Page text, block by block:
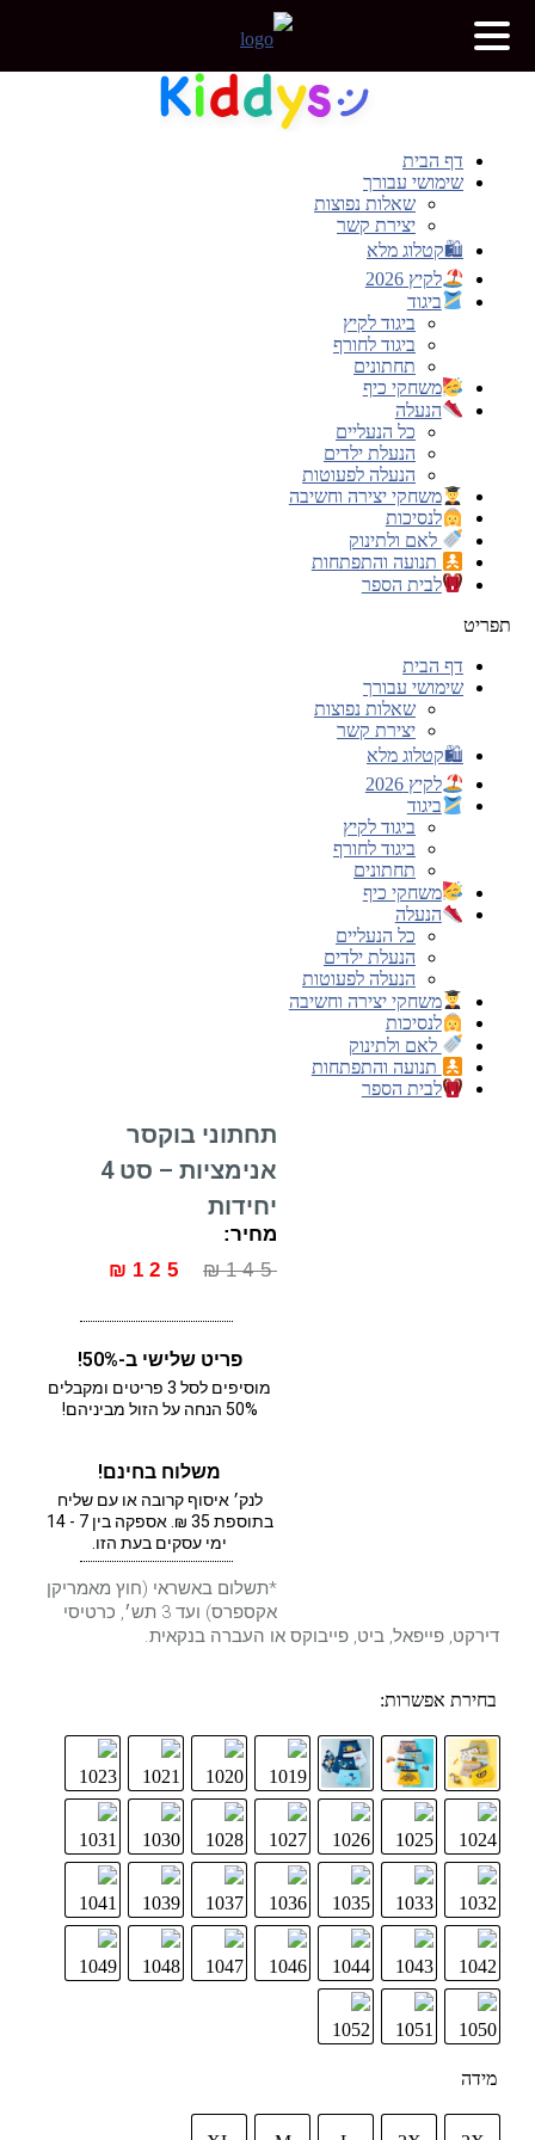
דף הבית
שימושי עבורך
שאלות נפוצות
יצירת קשר
🛍קטלוג מלא
לקיץ 2026
ביגוד
ביגוד לקיץ
ביגוד לחורף
תחתונים
משחקי כיף
הנעלה
כל הנעליים
הנעלת ילדים
הנעלה לפעוטות
משחקי יצירה וחשיבה
לנסיכות
לאם ולתינוק
תנועה והתפתחות
לבית הספר
תפריט
דף הבית
שימושי עבורך
שאלות נפוצות
יצירת קשר
🛍קטלוג מלא
לקיץ 2026
ביגוד
ביגוד לקיץ
ביגוד לחורף
תחתונים
משחקי כיף
הנעלה
כל הנעליים
הנעלת ילדים
הנעלה לפעוטות
משחקי יצירה וחשיבה
לנסיכות
לאם ולתינוק
תנועה והתפתחות
לבית הספר
תחתוני בוקסר
אנימציות – סט 4
יחידות
מחיר:
₪145
₪ 125
פריט שלישי ב-50%!
מוסיפים לסל 3 פריטים ומקבלים
50% הנחה על הזול מביניהם!
משלוח בחינם!
לנק׳ איסוף קרובה או עם שליח
בתוספת 35 ₪. אספקה בין 7 - 14
ימי עסקים בעת הזו.
*תשלום באשראי (חוץ מאמריקן
אקספרס) ועד 3 תש׳, כרטיסי
דירקט, פייפאל, ביט, פייבוקס או העברה בנקאית.
בחירת אפשרות:
מידה